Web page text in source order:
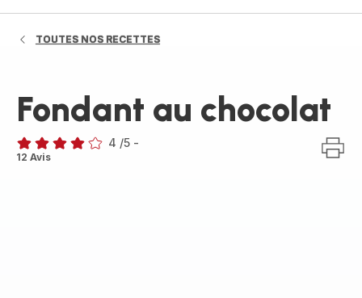
TOUTES NOS RECETTES
Fondant au chocolat
Avis
4 /5 -
12 Avis